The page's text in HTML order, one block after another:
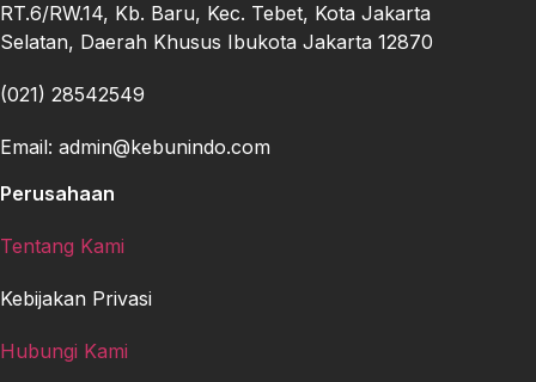
RT.6/RW.14, Kb. Baru, Kec. Tebet, Kota Jakarta
Selatan, Daerah Khusus Ibukota Jakarta 12870
(021) 28542549
Email: admin@kebunindo.com
Perusahaan
Tentang Kami
Kebijakan Privasi
Hubungi Kami